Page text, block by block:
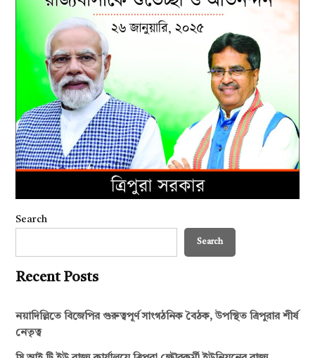
Search
Search
Recent Posts
নয়াদিল্লিতে বিজেপির গুরুত্বপূর্ণ সাংগঠনিক বৈঠক, উপস্থিত ত্রিপুরার শীর্ষ
নেতৃত্ব